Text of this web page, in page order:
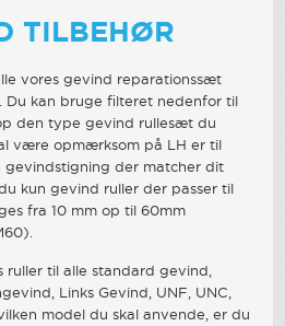
TILBEHØR
vores gevind reparationssæt
Du kan bruge filteret nedenfor til
den type gevind rullesæt du
være opmærksom på LH er til
gevindstigning der matcher dit
kun gevind ruller der passer til
fra 10 mm op til 60mm
ruller til alle standard gevind,
Links Gevind, UNF, UNC,
model du skal anvende, er du